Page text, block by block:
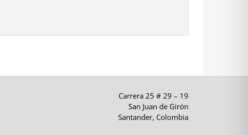
Carrera 25 # 29 – 19
San Juan de Girón
Santander, Colombia